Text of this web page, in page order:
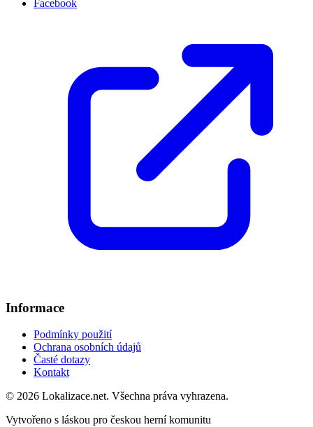
Facebook
Informace
Podmínky použití
Ochrana osobních údajů
Časté dotazy
Kontakt
© 2026 Lokalizace.net. Všechna práva vyhrazena.
Vytvořeno s láskou pro českou herní komunitu